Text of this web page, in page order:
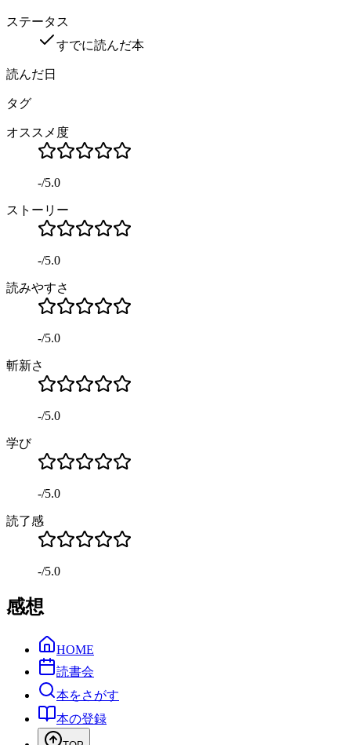
ステータス
すでに読んだ本
読んだ日
タグ
オススメ度
-/5.0
ストーリー
-/5.0
読みやすさ
-/5.0
斬新さ
-/5.0
学び
-/5.0
読了感
-/5.0
感想
HOME
読書会
本をさがす
本の登録